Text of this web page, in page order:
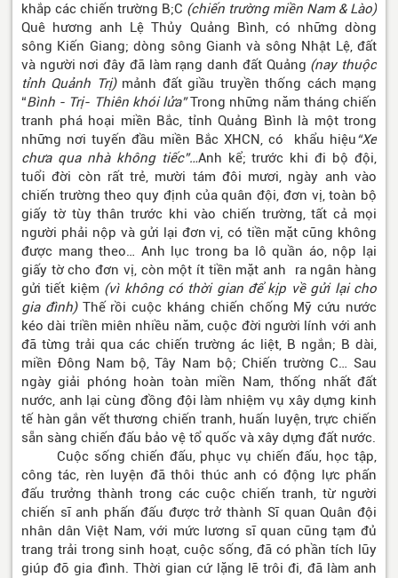
khắp các chiến trường B;C (chiến trường miền Nam & Lào)
Quê hương anh Lệ Thủy Quảng Bình, có những dòng
sông Kiến Giang; dòng sông Gianh và sông Nhật Lệ, đất
và người nơi đây đã làm rạng danh đất Quảng (nay thuộc
tỉnh Quảnh Trị)mảnh đất giầu truyền thống cách mạng
“Bình - Trị- Thiên khói lửa”Trong những năm tháng chiến
tranh phá hoại miền Bắc, tỉnh Quảng Bình là một trong
những nơi tuyến đầu miền Bắc XHCN, có khẩu hiệu“Xe
chưa qua nhà không tiếc”…Anh kể; trước khi đi bộ đội,
tuổi đời còn rất trẻ, mười tám đôi mươi, ngày anh vào
chiến trường theo quy định của quân đội, đơn vị, toàn bộ
giấy tờ tùy thân trước khi vào chiến trường, tất cả mọi
người phải nộp và gửi lại đơn vị, có tiền mặt cũng không
được mang theo… Anh lục trong ba lô quần áo, nộp lại
giấy tờ cho đơn vị, còn một ít tiền mặt anh ra ngân hàng
gửi tiết kiệm (vì không có thời gian để kịp về gửi lại cho
gia đình)Thế rồi cuộc kháng chiến chống Mỹ cứu nước
kéo dài triền miên nhiều năm, cuộc đời người lính với anh
đã từng trải qua các chiến trường ác liệt, B ngắn; B dài,
miền Đông Nam bộ, Tây Nam bộ; Chiến trường C… Sau
ngày giải phóng hoàn toàn miền Nam, thống nhất đất
nước, anh lại cùng đồng đội làm nhiệm vụ xây dựng kinh
tế hàn gắn vết thương chiến tranh, huấn luyện, trực chiến
sẵn sàng chiến đấu bảo vệ tổ quốc và xây dựng đất nước.
Cuộc sống chiến đấu, phục vụ chiến đấu, học tập,
công tác, rèn luyện đã thôi thúc anh có động lực phấn
đấu trưởng thành trong các cuộc chiến tranh, từ người
chiến sĩ anh phấn đấu được trở thành Sĩ quan Quân đội
nhân dân Việt Nam, với mức lương sĩ quan cũng tạm đủ
trang trải trong sinh hoạt, cuộc sống, đã có phần tích lũy
giúp đỡ gia đình. Thời gian cứ lặng lẽ trôi đi, đã làm anh